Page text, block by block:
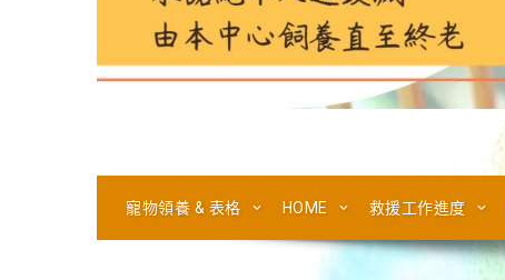
寵物領養 & 表格 HOME 救援工作進度